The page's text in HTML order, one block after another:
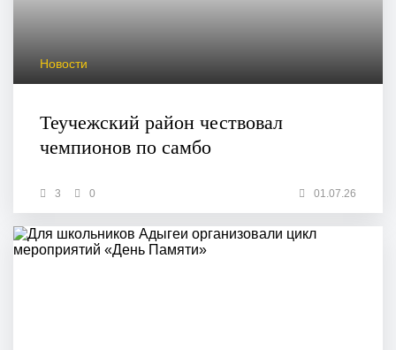
Новости
Теучежский район чествовал
чемпионов по самбо
3 0 01.07.26